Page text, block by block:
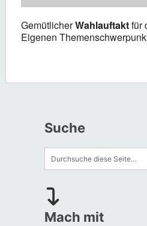
GemütlicherWahlauftaktfür
Eigenen
Suche
Mach mit